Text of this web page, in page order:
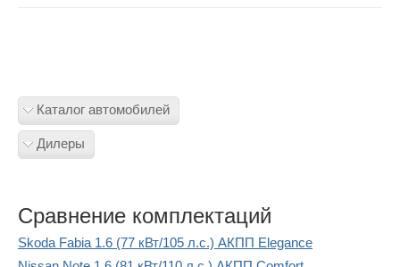
Каталог автомобилей
Дилеры
Сравнение комплектаций
Skoda Fabia 1.6 (77 кВт/105 л.с.) АКПП Elegance